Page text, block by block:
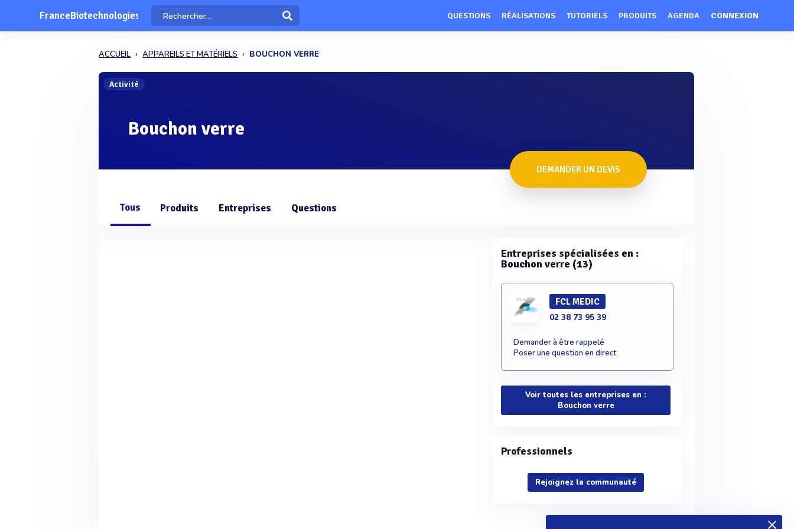
FranceBiotechnologies QUESTIONS RÉALISATIONS TUTORIELS PRODUITS AGENDA CONNEXION
ACCUEIL APPAREILS ET MATÉRIELS BOUCHON VERRE
Activité
Bouchon verre
DEMANDER UN DEVIS
Tous Produits Entreprises Questions
Entreprises spécialisées en :
Bouchon verre (13)
FCL MEDIC
02 38 73 95 39
Demander à être rappelé
Poser une question en direct
Voir toutes les entreprises en :
Bouchon verre
Professionnels
Rejoignez la communauté